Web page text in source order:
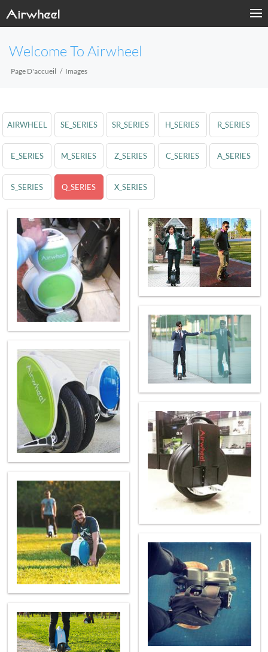
Welcome To Airwheel
Page D'accueil Images
AIRWHEEL SE_SERIES SR_SERIES H_SERIES R_SERIES
E_SERIES M_SERIES Z_SERIES C_SERIES A_SERIES
S_SERIES Q_SERIES X_SERIES